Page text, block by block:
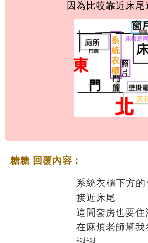
因為比較靠近床尾
糖糖 回覆內容：
系統衣櫃下方
接近床尾
這間套房也要
在麻煩老師幫